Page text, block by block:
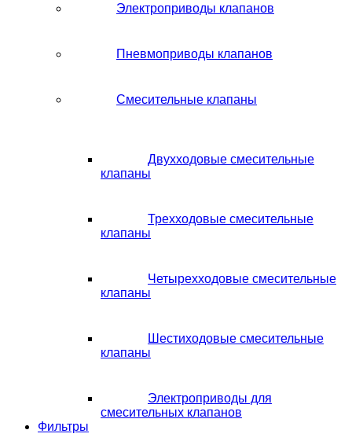
Электроприводы клапанов
Пневмоприводы клапанов
Смесительные клапаны
Двухходовые смесительные
клапаны
Трехходовые смесительные
клапаны
Четырехходовые смесительные
клапаны
Шестиходовые смесительные
клапаны
Электроприводы для
смесительных клапанов
Фильтры